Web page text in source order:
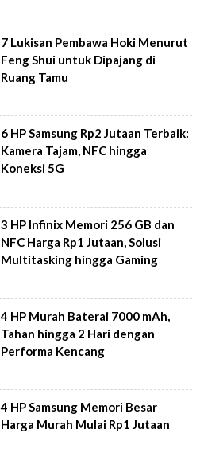
7 Lukisan Pembawa Hoki Menurut
Feng Shui untuk Dipajang di
Ruang Tamu
6 HP Samsung Rp2 Jutaan Terbaik:
Kamera Tajam, NFC hingga
Koneksi 5G
3 HP Infinix Memori 256 GB dan
NFC Harga Rp1 Jutaan, Solusi
Multitasking hingga Gaming
4 HP Murah Baterai 7000 mAh,
Tahan hingga 2 Hari dengan
Performa Kencang
4 HP Samsung Memori Besar
Harga Murah Mulai Rp1 Jutaan